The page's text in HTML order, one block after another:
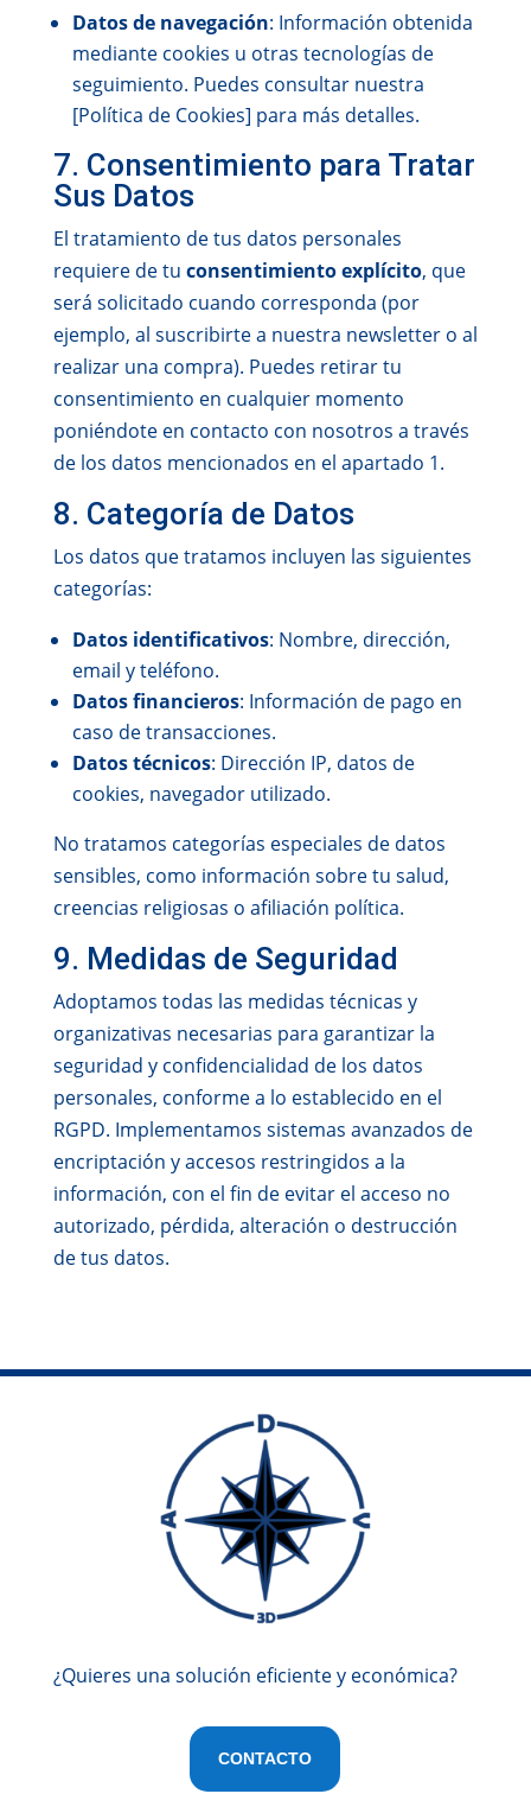
Datos de navegación: Información obtenida
mediante cookies u otras tecnologías de
seguimiento. Puedes consultar nuestra
[Política de Cookies] para más detalles.
7. Consentimiento para Tratar
Sus Datos
El tratamiento de tus datos personales
requiere de tu consentimiento explícito, que
será solicitado cuando corresponda (por
ejemplo, al suscribirte a nuestra newsletter o al
realizar una compra). Puedes retirar tu
consentimiento en cualquier momento
poniéndote en contacto con nosotros a través
de los datos mencionados en el apartado 1.
8. Categoría de Datos
Los datos que tratamos incluyen las siguientes
categorías:
Datos identificativos: Nombre, dirección,
email y teléfono.
Datos financieros: Información de pago en
caso de transacciones.
Datos técnicos: Dirección IP, datos de
cookies, navegador utilizado.
No tratamos categorías especiales de datos
sensibles, como información sobre tu salud,
creencias religiosas o afiliación política.
9. Medidas de Seguridad
Adoptamos todas las medidas técnicas y
organizativas necesarias para garantizar la
seguridad y confidencialidad de los datos
personales, conforme a lo establecido en el
RGPD. Implementamos sistemas avanzados de
encriptación y accesos restringidos a la
información, con el fin de evitar el acceso no
autorizado, pérdida, alteración o destrucción
de tus datos.
¿Quieres una solución eficiente y económica?
CONTACTO